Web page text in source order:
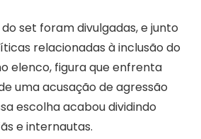
set foram divulgadas, e junto
relacionadas à inclusão do
elenco, figura que enfrenta
uma acusação de agressão
escolha acabou dividindo
e internautas.